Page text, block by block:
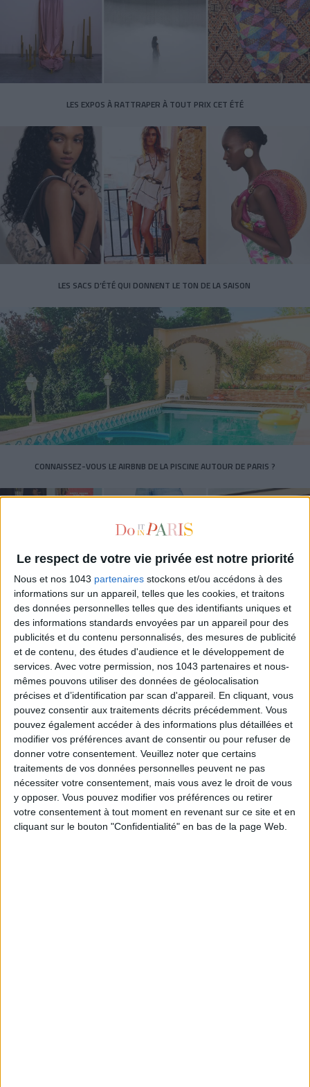
Le respect de votre vie privée est notre priorité
Nous et nos 1043 partenaires stockons et/ou accédons à des
informations sur un appareil, telles que les cookies, et traitons
des données personnelles telles que des identifiants uniques et
des informations standards envoyées par un appareil pour des
publicités et du contenu personnalisés, des mesures de publicité
et de contenu, des études d'audience et le développement de
services. Avec votre permission, nos 1043 partenaires et nous-
mêmes pouvons utiliser des données de géolocalisation
précises et d’identification par scan d'appareil. En cliquant, vous
pouvez consentir aux traitements décrits précédemment. Vous
pouvez également accéder à des informations plus détaillées et
modifier vos préférences avant de consentir ou pour refuser de
donner votre consentement. Veuillez noter que certains
traitements de vos données personnelles peuvent ne pas
nécessiter votre consentement, mais vous avez le droit de vous
y opposer. Vous pouvez modifier vos préférences ou retirer
votre consentement à tout moment en revenant sur ce site et en
cliquant sur le bouton "Confidentialité" en bas de la page Web.
LES EXPOS À RATTRAPER À TOUT PRIX CET ÉTÉ
LES SACS D’ÉTÉ QUI DONNENT LE TON DE LA SAISON
CONNAISSEZ-VOUS LE AIRBNB DE LA PISCINE AUTOUR DE PARIS ?
LES SNEAKERS STARS DE L’ÉTÉ
Inscrivez-vous à notre newsletter
S'INSCRIRE